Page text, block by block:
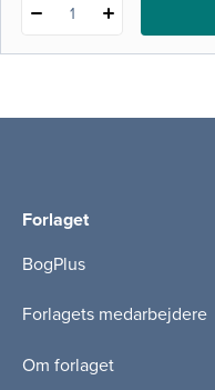
1
Forlaget
BogPlus
Forlagets medarbejdere
Om forlaget